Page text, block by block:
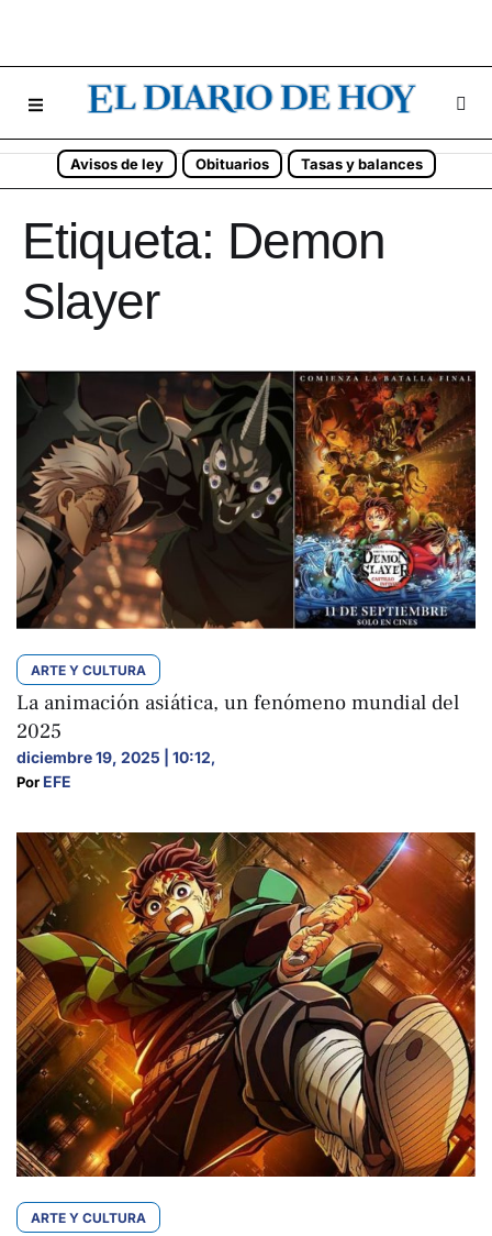
Avisos de ley Obituarios Tasas y balances
Etiqueta: Demon
Slayer
ARTE Y CULTURA
La animación asiática, un fenómeno mundial del
2025
diciembre 19, 2025 | 10:12,
Por EFE
ARTE Y CULTURA